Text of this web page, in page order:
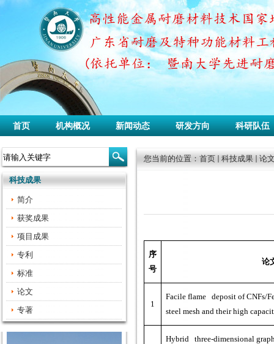
首页 机构概况 新闻动态 研发方向 科研队伍
科技成果
简介
获奖成果
项目成果
专利
标准
论文
专著
您当前的位置： 首页 科技成果 论
序
号
论
1
Facile flame deposit of CNFs/
steel mesh and their high
Hybrid three-dimensional